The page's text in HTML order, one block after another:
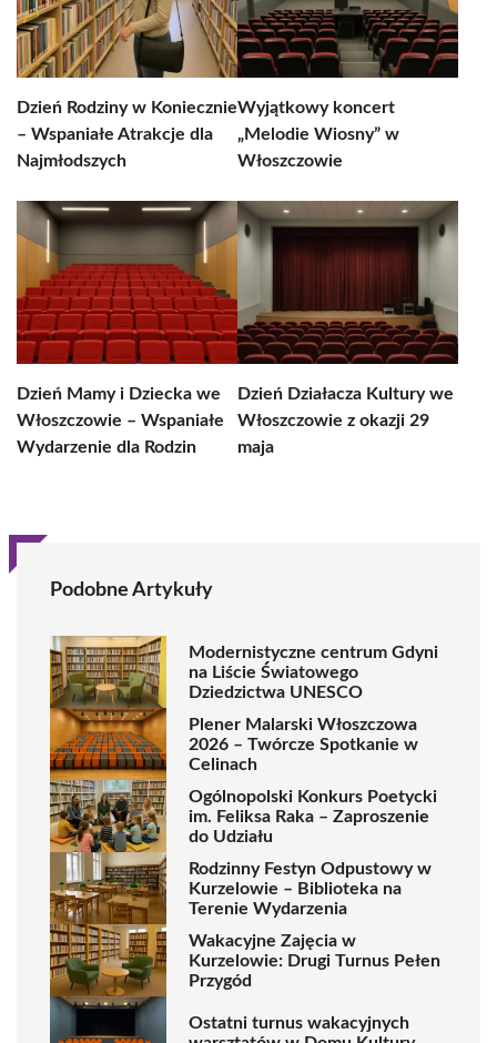
Dzień Rodziny w Koniecznie
– Wspaniałe Atrakcje dla
Najmłodszych
Wyjątkowy koncert
„Melodie Wiosny” w
Włoszczowie
Dzień Mamy i Dziecka we
Włoszczowie – Wspaniałe
Wydarzenie dla Rodzin
Dzień Działacza Kultury we
Włoszczowie z okazji 29
maja
Podobne Artykuły
Modernistyczne centrum Gdyni
na Liście Światowego
Dziedzictwa UNESCO
Plener Malarski Włoszczowa
2026 – Twórcze Spotkanie w
Celinach
Ogólnopolski Konkurs Poetycki
im. Feliksa Raka – Zaproszenie
do Udziału
Rodzinny Festyn Odpustowy w
Kurzelowie – Biblioteka na
Terenie Wydarzenia
Wakacyjne Zajęcia w
Kurzelowie: Drugi Turnus Pełen
Przygód
Ostatni turnus wakacyjnych